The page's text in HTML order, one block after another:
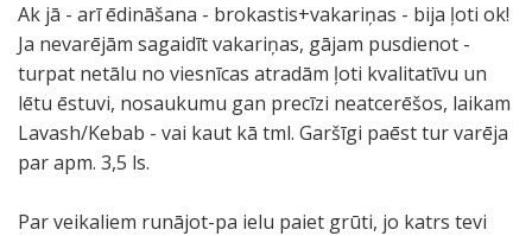
Ak jā - arī ēdināšana - brokastis+vakariņas - bija ļoti ok!
Ja nevarējām sagaidīt vakariņas, gājam pusdienot -
turpat netālu no viesnīcas atradām ļoti kvalitatīvu un
lētu ēstuvi, nosaukumu gan precīzi neatcerēšos, laikam
Lavash/Kebab - vai kaut kā tml. Garšīgi paēst tur varēja
par apm. 3,5 ls.
Par veikaliem runājot-pa ielu paiet grūti, jo katrs tevi